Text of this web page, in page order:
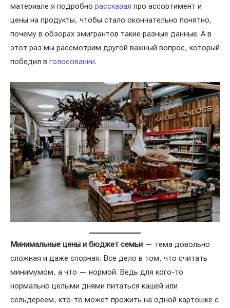
материале я подробно рассказал про ассортимент и
цены на продукты, чтобы стало окончательно понятно,
почему в обзорах эмигрантов такие разные данные. А в
этот раз мы рассмотрим другой важный вопрос, который
победил в голосовании.
Минимальные цены и бюджет семьи — тема довольно
сложная и даже спорная. Все дело в том, что считать
минимумом, а что — нормой. Ведь для кого-то
нормально целыми днями питаться кашей или
сельдереем, кто-то может прожить на одной картошке с